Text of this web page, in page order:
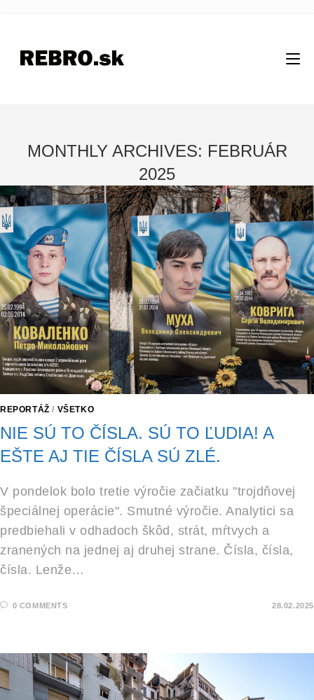
MONTHLY ARCHIVES: FEBRUÁR
2025
REPORTÁŽ / VŠETKO
NIE SÚ TO ČÍSLA. SÚ TO ĽUDIA! A
EŠTE AJ TIE ČÍSLA SÚ ZLÉ.
V pondelok bolo tretie výročie začiatku "trojdňovej
špeciálnej operácie". Smutné výročie. Analytici sa
predbiehali v odhadoch škôd, strát, mŕtvych a
zranených na jednej aj druhej strane. Čísla, čísla,
čísla. Lenže…
0 COMMENTS 28.02.2025